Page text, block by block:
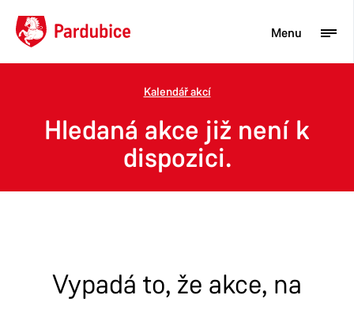
Turista
Aktuality
Kalendář akcí
Hledaná akce již není k
dispozici.
Vypadá to, že akce, na
Menu